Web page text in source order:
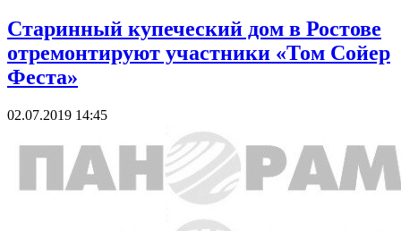
Старинный купеческий дом в Ростове
отремонтируют участники «Том Сойер
Феста»
02.07.2019 14:45